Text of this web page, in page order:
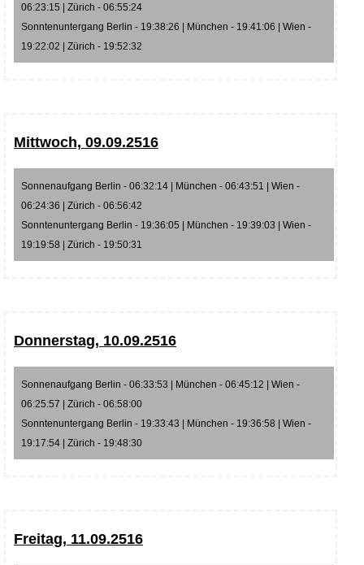
06:23:15 | Zürich - 06:55:24
Sonntenuntergang Berlin - 19:38:26 | München - 19:41:06 | Wien -
19:22:02 | Zürich - 19:52:32
Mittwoch, 09.09.2516
Sonnenaufgang Berlin - 06:32:14 | München - 06:43:51 | Wien -
06:24:36 | Zürich - 06:56:42
Sonntenuntergang Berlin - 19:36:05 | München - 19:39:03 | Wien -
19:19:58 | Zürich - 19:50:31
Donnerstag, 10.09.2516
Sonnenaufgang Berlin - 06:33:53 | München - 06:45:12 | Wien -
06:25:57 | Zürich - 06:58:00
Sonntenuntergang Berlin - 19:33:43 | München - 19:36:58 | Wien -
19:17:54 | Zürich - 19:48:30
Freitag, 11.09.2516